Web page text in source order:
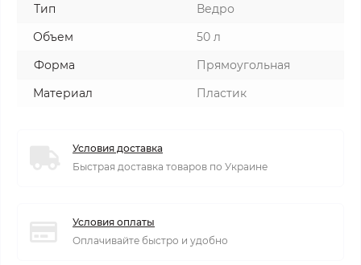
Тип
Ведро
Объем
50 л
Форма
Прямоугольная
Материал
Пластик
Условия доставка
Быстрая доставка товаров по Украине
Условия оплаты
Оплачивайте быстро и удобно